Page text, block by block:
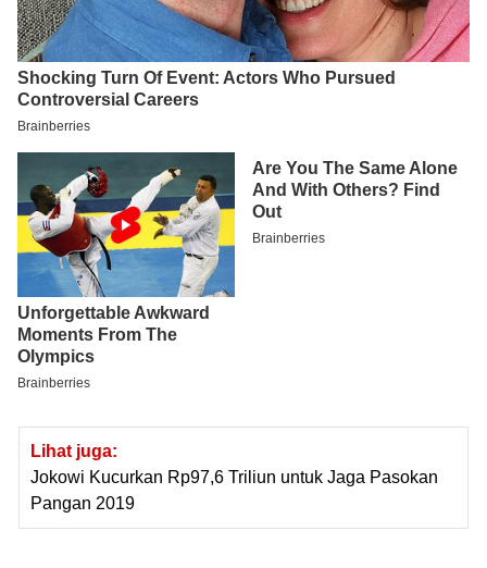
Lihat juga:
Jokowi Kucurkan Rp97,6 Triliun untuk Jaga Pasokan
Pangan 2019